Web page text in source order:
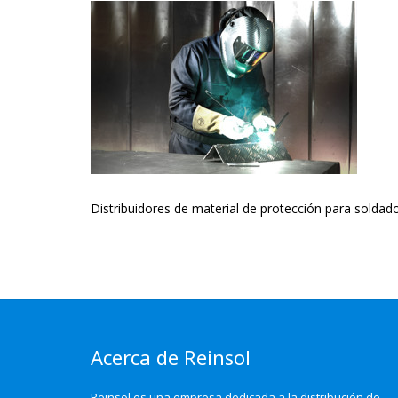
Distribuidores de material de protección para
Acerca de Reinsol